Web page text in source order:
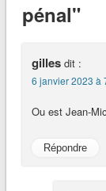
pénal"
gilles dit :
6 janvier 2023 à
Ou est Jean-
Répondre